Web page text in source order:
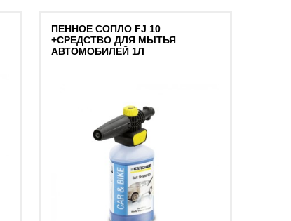
ПЕННОЕ СОПЛО FJ 10
+СРЕДСТВО ДЛЯ МЫТЬЯ
АВТОМОБИЛЕЙ 1Л